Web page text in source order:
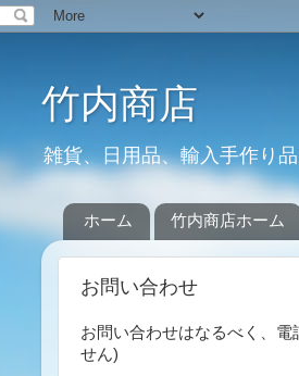
竹内商店
雑貨、日用品、輸入手作り
ホーム 竹内商店ホーム
お問い合わせ
お問い合わせはなるべく、
せん)